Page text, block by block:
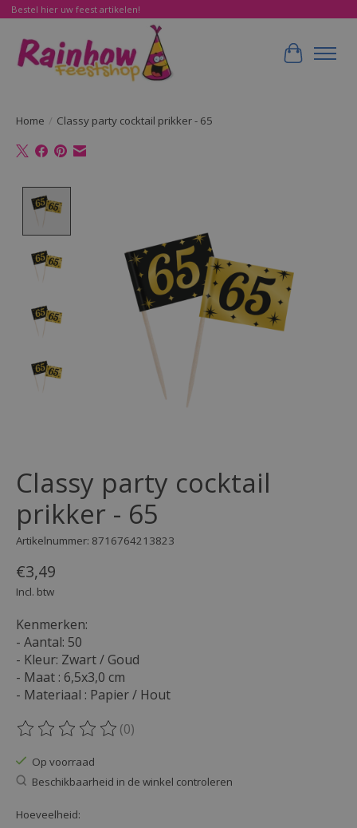
Bestel hier uw feest artikelen!
Home / Classy party cocktail prikker - 65
Classy party cocktail
prikker - 65
Artikelnummer: 8716764213823
€3,49
Incl. btw
Kenmerken:
- Aantal: 50
- Kleur: Zwart / Goud
- Maat : 6,5x3,0 cm
- Materiaal : Papier / Hout
De beoordeling van dit product is
(0)
Op voorraad
Beschikbaarheid in de winkel controleren
Hoeveelheid: